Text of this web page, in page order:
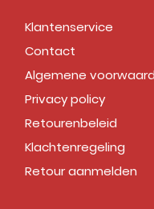
Klantenservice
Contact
Algemene
Privacy policy
Retourenbeleid
Klachtenregeling
Retour aanmelden